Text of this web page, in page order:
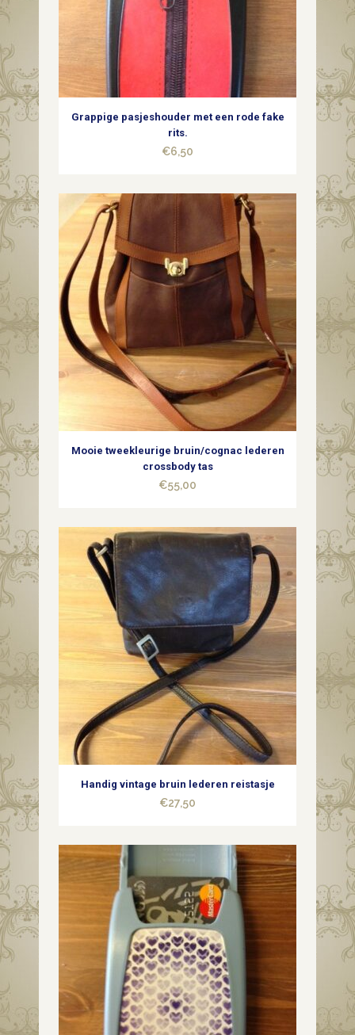
Grappige pasjeshouder met een rode fake
rits.
€6,50
Mooie tweekleurige bruin/cognac lederen
crossbody tas
€55,00
Handig vintage bruin lederen reistasje
€27,50